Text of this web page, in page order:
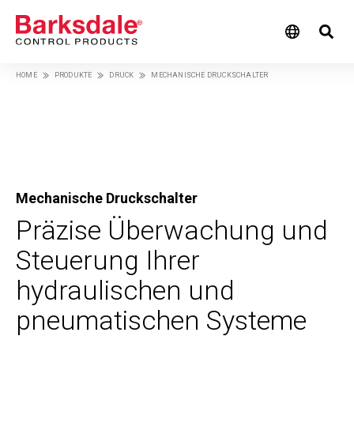
SkipHOME PRODUKTE DRUCK MECHANISCHE DRUCKSCHALTER
Mechanische Druckschalter
Präzise Überwachung und
Steuerung Ihrer
hydraulischen und
pneumatischen Systeme